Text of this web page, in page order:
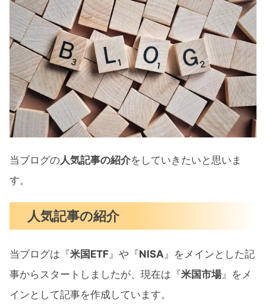
当ブログの人気記事の紹介をしていきたいと思いま
す。
人気記事の紹介
当ブログは『米国ETF』や『NISA』をメインとした記
事からスタートしましたが、現在は『米国市場』をメ
インとして記事を作成しています。